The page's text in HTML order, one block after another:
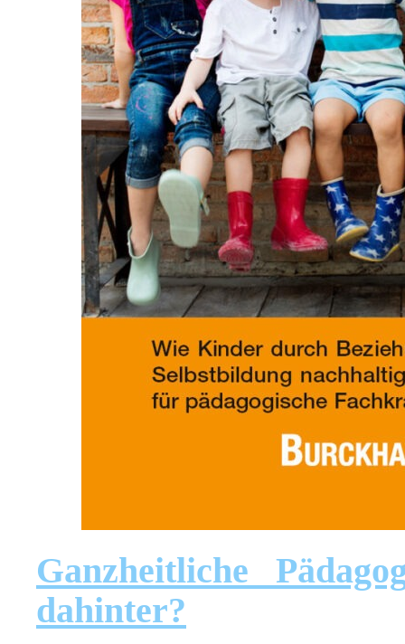
Ganzheitliche
dahinter?